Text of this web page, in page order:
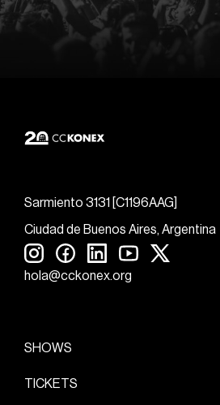
Sarmiento 3131 [C1196AAG]
Ciudad de Buenos Aires, Argentina
hola@cckonex.org
SHOWS
TICKETS